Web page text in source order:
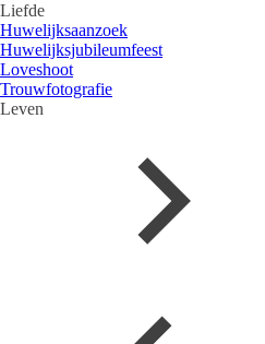
Liefde
Huwelijksaanzoek
Huwelijksjubileumfeest
Loveshoot
Trouwfotografie
Leven